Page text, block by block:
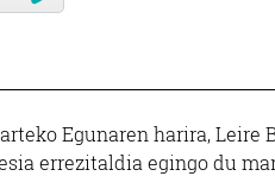
Egunaren harira, Leire
errezitaldia egingo du